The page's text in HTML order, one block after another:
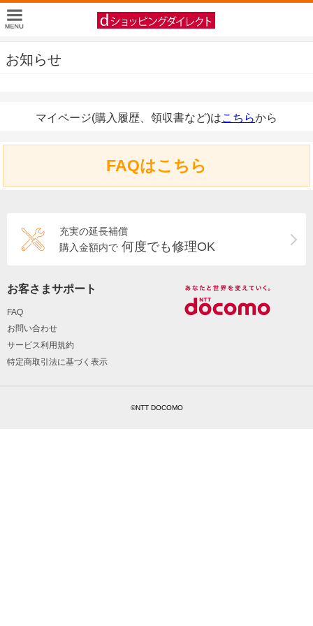
お知らせ
マイページ(購入履歴、領収書など)はこちらから
FAQはこちら
充実の延長補償
購入金額内で 何度でも修理OK
お客さまサポート
FAQ
お問い合わせ
サービス利用規約
特定商取引法に基づく表示
©NTT DOCOMO